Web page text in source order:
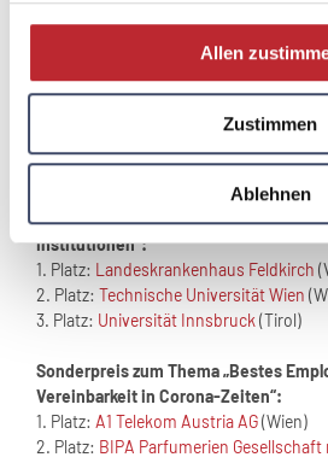
Allen
Zustimmen
Ablehnen
In der Kategorie „Non-Profit
1. Platz:Klinikum Wels-Grieskirchen
Herz-Jesu Krankenhaus GmbH
Braunau GmbH(Oberösterreich)
In der Kategorie „Öffentlich-
Institutionen“:
1. Platz: Landeskrankenhaus Feldkirch
2. Platz: Technische Universität Wien
3. Platz: Universität Innsbruck (Tirol)
Sonderpreis zum Thema „Bestes
Vereinbarkeit in Corona-Zeiten“:
1. Platz: A1 Telekom Austria AG(Wien)
2. Platz: BIPA Parfumerien Gesellschaft